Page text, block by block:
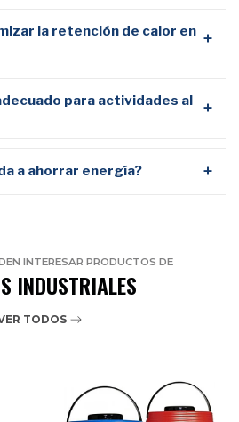
la retención de calor en +
para actividades al
+
a ahorrar energía? +
INTERESAR PRODUCTOS DE
INDUSTRIALES
TODOS